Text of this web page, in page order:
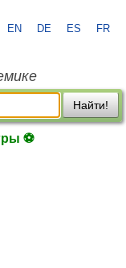
EN DE ES FR
Найти!
⚽